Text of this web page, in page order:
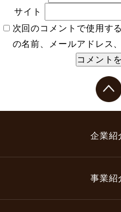
サイト
次回のコメントで使用す
の名前、メールアドレス
企業紹
事業紹